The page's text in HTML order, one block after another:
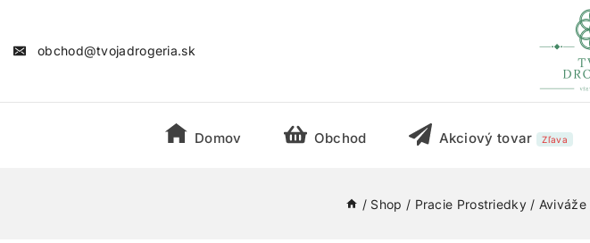
obchod@tvojadrogeria.sk
Domov Obchod Akciový tovar Zľava
/ Shop / Pracie Prostriedky / Aviváže